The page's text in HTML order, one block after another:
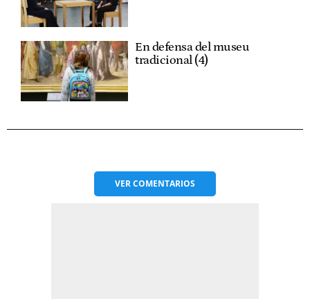
En defensa del museu
tradicional (4)
VERCOMENTARIOS